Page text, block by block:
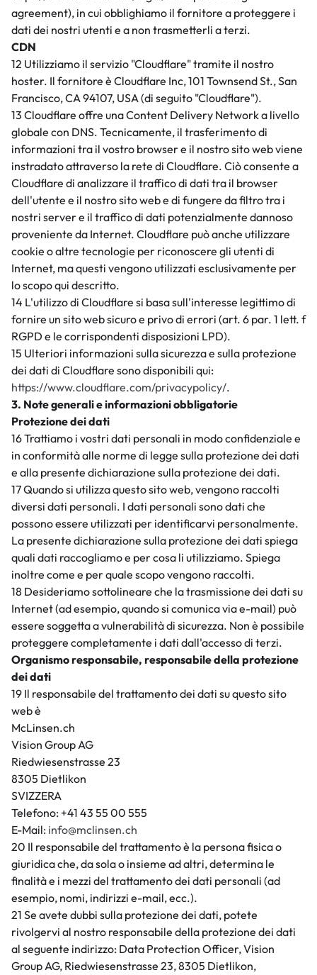
agreement), in cui obblighiamo il fornitore a proteggere i
dati dei nostri utenti e a non trasmetterli a terzi.
CDN
12 Utilizziamo il servizio "Cloudflare" tramite il nostro
hoster. Il fornitore è Cloudflare Inc, 101 Townsend St., San
Francisco, CA 94107, USA (di seguito "Cloudflare").
13 Cloudflare offre una Content Delivery Network a livello
globale con DNS. Tecnicamente, il trasferimento di
informazioni tra il vostro browser e il nostro sito web viene
instradato attraverso la rete di Cloudflare. Ciò consente a
Cloudflare di analizzare il traffico di dati tra il browser
dell'utente e il nostro sito web e di fungere da filtro tra i
nostri server e il traffico di dati potenzialmente dannoso
proveniente da Internet. Cloudflare può anche utilizzare
cookie o altre tecnologie per riconoscere gli utenti di
Internet, ma questi vengono utilizzati esclusivamente per
lo scopo qui descritto.
14 L'utilizzo di Cloudflare si basa sull'interesse legittimo di
fornire un sito web sicuro e privo di errori (art. 6 par. 1 lett. f
RGPD e le corrispondenti disposizioni LPD).
15 Ulteriori informazioni sulla sicurezza e sulla protezione
dei dati di Cloudflare sono disponibili qui:
https://www.cloudflare.com/privacypolicy/.
3. Note generali e informazioni obbligatorie
Protezione dei dati
16 Trattiamo i vostri dati personali in modo confidenziale e
in conformità alle norme di legge sulla protezione dei dati
e alla presente dichiarazione sulla protezione dei dati.
17 Quando si utilizza questo sito web, vengono raccolti
diversi dati personali. I dati personali sono dati che
possono essere utilizzati per identificarvi personalmente.
La presente dichiarazione sulla protezione dei dati spiega
quali dati raccogliamo e per cosa li utilizziamo. Spiega
inoltre come e per quale scopo vengono raccolti.
18 Desideriamo sottolineare che la trasmissione dei dati su
Internet (ad esempio, quando si comunica via e-mail) può
essere soggetta a vulnerabilità di sicurezza. Non è possibile
proteggere completamente i dati dall'accesso di terzi.
Organismo responsabile, responsabile della protezione
dei dati
19 Il responsabile del trattamento dei dati su questo sito
web è
McLinsen.ch
Vision Group AG
Riedwiesenstrasse 23
8305 Dietlikon
SVIZZERA
Telefono: +41 43 55 00 555
E-Mail: info@mclinsen.ch
20 Il responsabile del trattamento è la persona fisica o
giuridica che, da sola o insieme ad altri, determina le
finalità e i mezzi del trattamento dei dati personali (ad
esempio, nomi, indirizzi e-mail, ecc.).
21 Se avete dubbi sulla protezione dei dati, potete
rivolgervi al nostro responsabile della protezione dei dati
al seguente indirizzo: Data Protection Officer, Vision
Group AG, Riedwiesenstrasse 23, 8305 Dietlikon,